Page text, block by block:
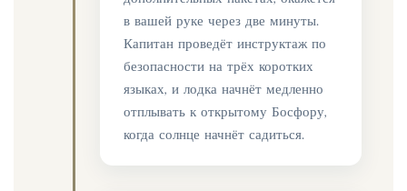
в вашей руке через две минуты.
Капитан проведёт инструктаж по
безопасности на трёх коротких
языках, и лодка начнёт медленно
отплывать к открытому Босфору,
когда солнце начнёт садиться.